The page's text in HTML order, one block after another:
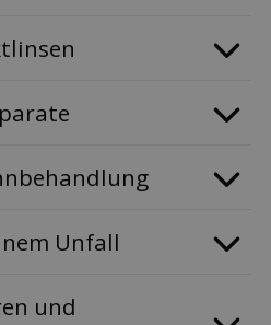
Unfall
und